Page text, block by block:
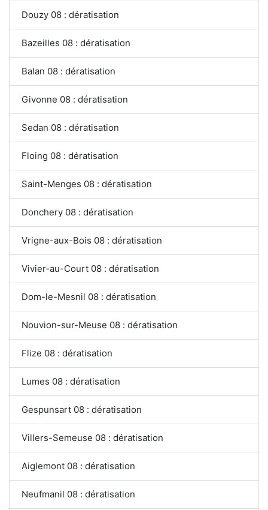
Douzy 08 : dératisation
Bazeilles 08 : dératisation
Balan 08 : dératisation
Givonne 08 : dératisation
Sedan 08 : dératisation
Floing 08 : dératisation
Saint-Menges 08 : dératisation
Donchery 08 : dératisation
Vrigne-aux-Bois 08 : dératisation
Vivier-au-Court 08 : dératisation
Dom-le-Mesnil 08 : dératisation
Nouvion-sur-Meuse 08 : dératisation
Flize 08 : dératisation
Lumes 08 : dératisation
Gespunsart 08 : dératisation
Villers-Semeuse 08 : dératisation
Aiglemont 08 : dératisation
Neufmanil 08 : dératisation